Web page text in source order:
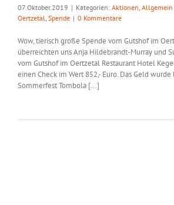
07.Oktober.2019 | Kategorien: Aktionen, Allgemein
Oertzetal, Spende | 0 Kommentare
Wow, tierisch große Spende vom Gutshof im
überreichten uns Anja Hildebrandt-Murray und
vom Gutshof im Oertzetal Restaurant Hotel
einen Check im Wert 852,- Euro. Das Geld
Sommerfest Tombola [...]